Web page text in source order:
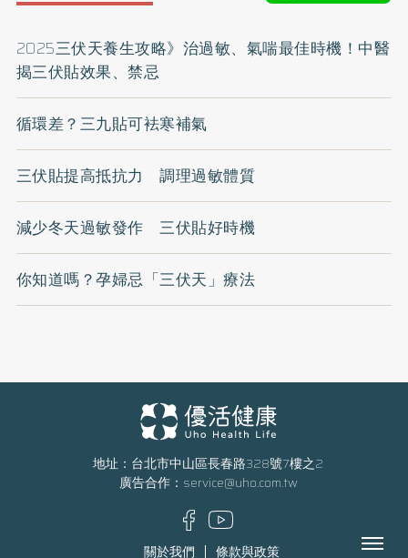
2025三伏天養生攻略》治過敏、氣喘最佳時機！中醫
揭三伏貼效果、禁忌
循環差？三九貼可袪寒補氣
三伏貼提高抵抗力 調理過敏體質
減少冬天過敏發作 三伏貼好時機
你知道嗎？孕婦忌「三伏天」療法
地址：台北市中山區長春路328號7樓之2
廣告合作： service@uho.com.tw
關於我們 條款與政策 Menu